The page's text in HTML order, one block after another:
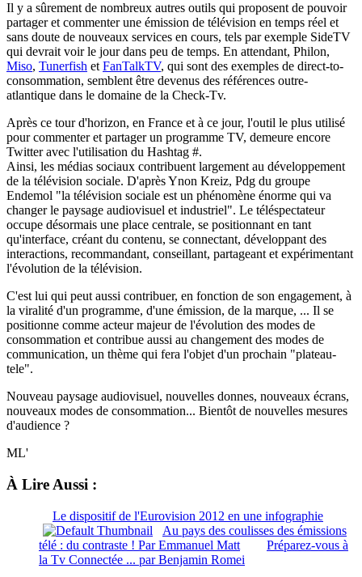
Il y a sûrement de nombreux autres outils qui proposent de pouvoir
partager et commenter une émission de télévision en temps réel et
sans doute de nouveaux services en cours, tels par exemple SideTV
qui devrait voir le jour dans peu de temps. En attendant, Philon,
Miso, Tunerfish et FanTalkTV, qui sont des exemples de direct-to-
consommation, semblent être devenus des références outre-
atlantique dans le domaine de la Check-Tv.
Après ce tour d'horizon, en France et à ce jour, l'outil le plus utilisé
pour commenter et partager un programme TV, demeure encore
Twitter avec l'utilisation du Hashtag #.
Ainsi, les médias sociaux contribuent largement au développement
de la télévision sociale. D'après Ynon Kreiz, Pdg du groupe
Endemol "la télévision sociale est un phénomène énorme qui va
changer le paysage audiovisuel et industriel". Le téléspectateur
occupe désormais une place centrale, se positionnant en tant
qu'interface, créant du contenu, se connectant, développant des
interactions, recommandant, conseillant, partageant et expérimentant
l'évolution de la télévision.
C'est lui qui peut aussi contribuer, en fonction de son engagement, à
la viralité d'un programme, d'une émission, de la marque, ... Il se
positionne comme acteur majeur de l'évolution des modes de
consommation et contribue aussi au changement des modes de
communication, un thème qui fera l'objet d'un prochain "plateau-
tele".
Nouveau paysage audiovisuel, nouvelles donnes, nouveaux écrans,
nouveaux modes de consommation... Bientôt de nouvelles mesures
d'audience ?
ML'
À Lire Aussi :
Le dispositif de l'Eurovision 2012 en une infographie
Au pays des coulisses des émissions
télé : du contraste ! Par Emmanuel Matt
Préparez-vous à
la Tv Connectée ... par Benjamin Romei